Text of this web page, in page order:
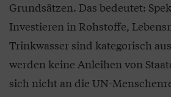
Grundsätzen. Das bedeutet:
Investieren in Rohstoffe,
Trinkwasser sind kategorisch
werden keine Anleihen von
sich nicht an die UN-